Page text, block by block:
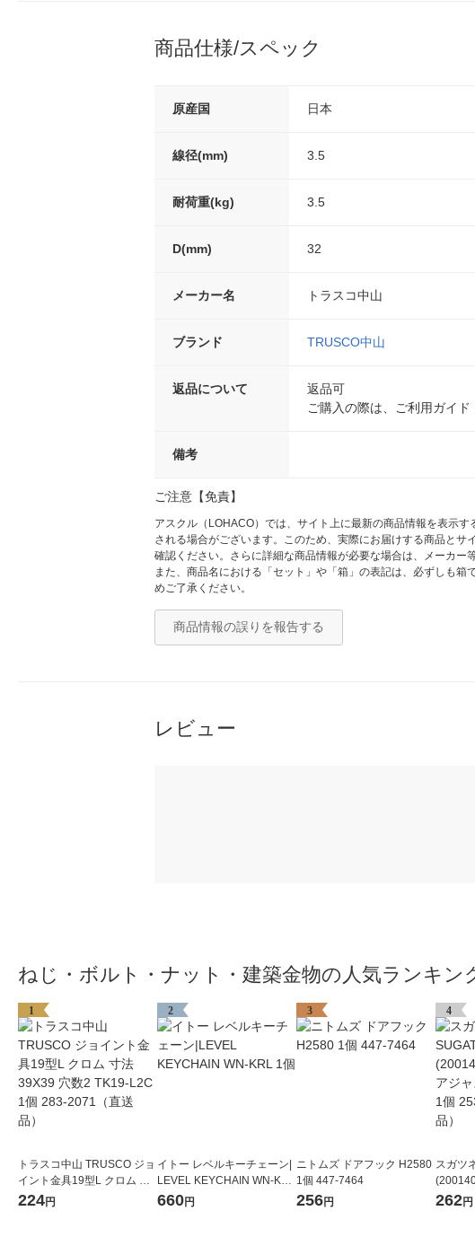
商品仕様/スペック
原産国 日本
線径(mm) 3.5
耐荷重(kg) 3.5
D(mm) 32
メーカー名 トラスコ中山
ブランド TRUSCO中山
返品について
返品可
ご購入の際は、ご利用ガイド
備考
ご注意【免責】
アスクル（LOHACO）では、サイト上に最新の商品情報を表示
される場合がございます。このため、実際にお届けする商品と
確認ください。さらに詳細な商品情報が必要な場合は、メーカー
また、商品名における「セット」や「箱」の表記は、必ずしも
めご了承ください。
商品情報の誤りを報告する
レビュー
ねじ・ボルト・ナット・建築金物の人気ランキン
1
トラスコ中山 TRUSCO ジョ
イント金具19型L クロム 寸
法39X39 穴数2 TK19-L2C 1
224円
2
イトー レベルキーチェーン|
LEVEL KEYCHAIN WN-KRL
1個
660円
3
ニトムズ ドアフック H2580
1個 447-7464
256円
4
スガツ
ジャス
262円